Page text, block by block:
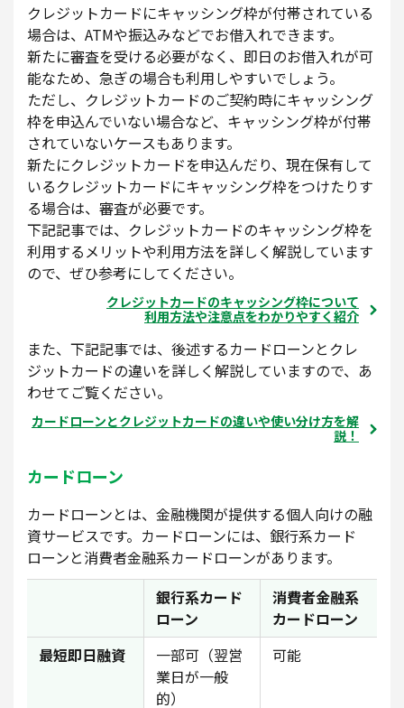
クレジットカードにキャッシング枠が付帯されている
場合は、ATMや振込みなどでお借入れできます。
新たに審査を受ける必要がなく、即日のお借入れが可
能なため、急ぎの場合も利用しやすいでしょう。
ただし、クレジットカードのご契約時にキャッシング
枠を申込んでいない場合など、キャッシング枠が付帯
されていないケースもあります。
新たにクレジットカードを申込んだり、現在保有して
いるクレジットカードにキャッシング枠をつけたりす
る場合は、審査が必要です。
下記記事では、クレジットカードのキャッシング枠を
利用するメリットや利用方法を詳しく解説しています
ので、ぜひ参考にしてください。
クレジットカードのキャッシング枠について
利用方法や注意点をわかりやすく紹介
また、下記記事では、後述するカードローンとクレ
ジットカードの違いを詳しく解説していますので、あ
わせてご覧ください。
カードローンとクレジットカードの違いや使い分け方を解
説！
カードローン
カードローンとは、金融機関が提供する個人向けの融
資サービスです。カードローンには、銀行系カード
ローンと消費者金融系カードローンがあります。
銀行系カード
ローン
消費者金融系
カードローン
最短即日融資
一部可（翌営
業日が一般
的）
可能